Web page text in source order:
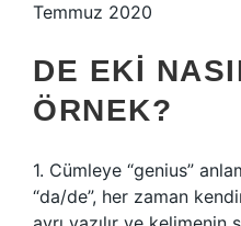
Temmuz 2020
DE EKI
ÖRNEK?
1. Cümleye “genius”
“da/de”, her zaman